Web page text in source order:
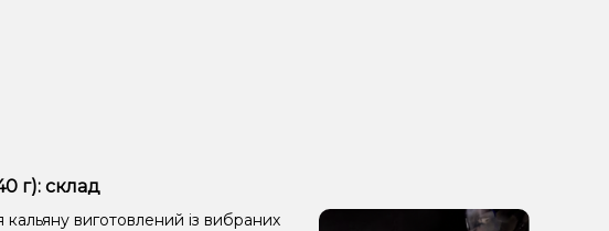
г): склад
виготовлений із вибраних